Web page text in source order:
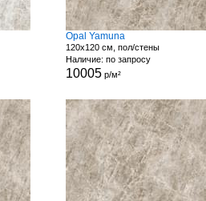
Opal Yamuna
120x120 см, пол/стены
Наличие: по запросу
10005р/м²